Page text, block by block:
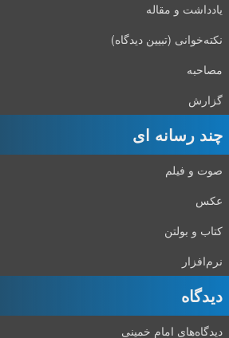
یادداشت و مقاله
نکته‌خوانی (تبیین دیدگاه)
مصاحبه
گزارش
چند رسانه ای
صوت و فیلم
عکس
کتاب و بولتن
نرم‌افزار
دیدگاه‌
دیدگاه‌های امام خمینی